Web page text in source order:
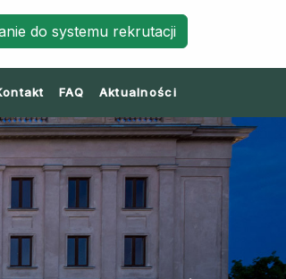
do systemu rekrutacji
FAQ Aktualności